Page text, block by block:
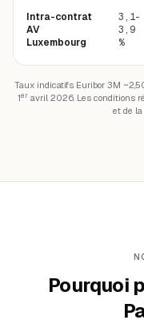
Intra-contrat
AV
Luxembourg
3,1-
3,9
%
Taux indicatifs Euribor 3M
1eravril 2026. Les conditions
et de
Pourquoi